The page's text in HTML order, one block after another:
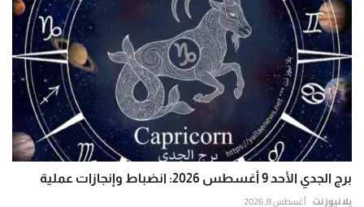
برج الجدي الأحد 9 أغسطس 2026: انضباط وإنجازات عملية
يلا نيوز نت أغسطس 8, 2026